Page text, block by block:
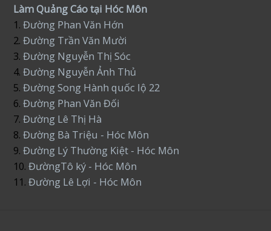
Làm Quảng Cáo tại Hóc Môn
1.Đường Phan Văn Hớn
2.Đường Trần Văn Mười
3.Đường Nguyễn Thị Sóc
4. Đường Nguyễn Ảnh Thủ
5.Đường Song Hành quốc lộ 22
6.Đường Phan Văn Đối
7. Đường Lê Thị Hà
8.Đường Bà Triệu - Hóc Môn
9.Đường Lý Thường Kiệt - Hóc Môn
10.ĐườngTô ký - Hóc Môn
11.Đường Lê Lợi - Hóc Môn